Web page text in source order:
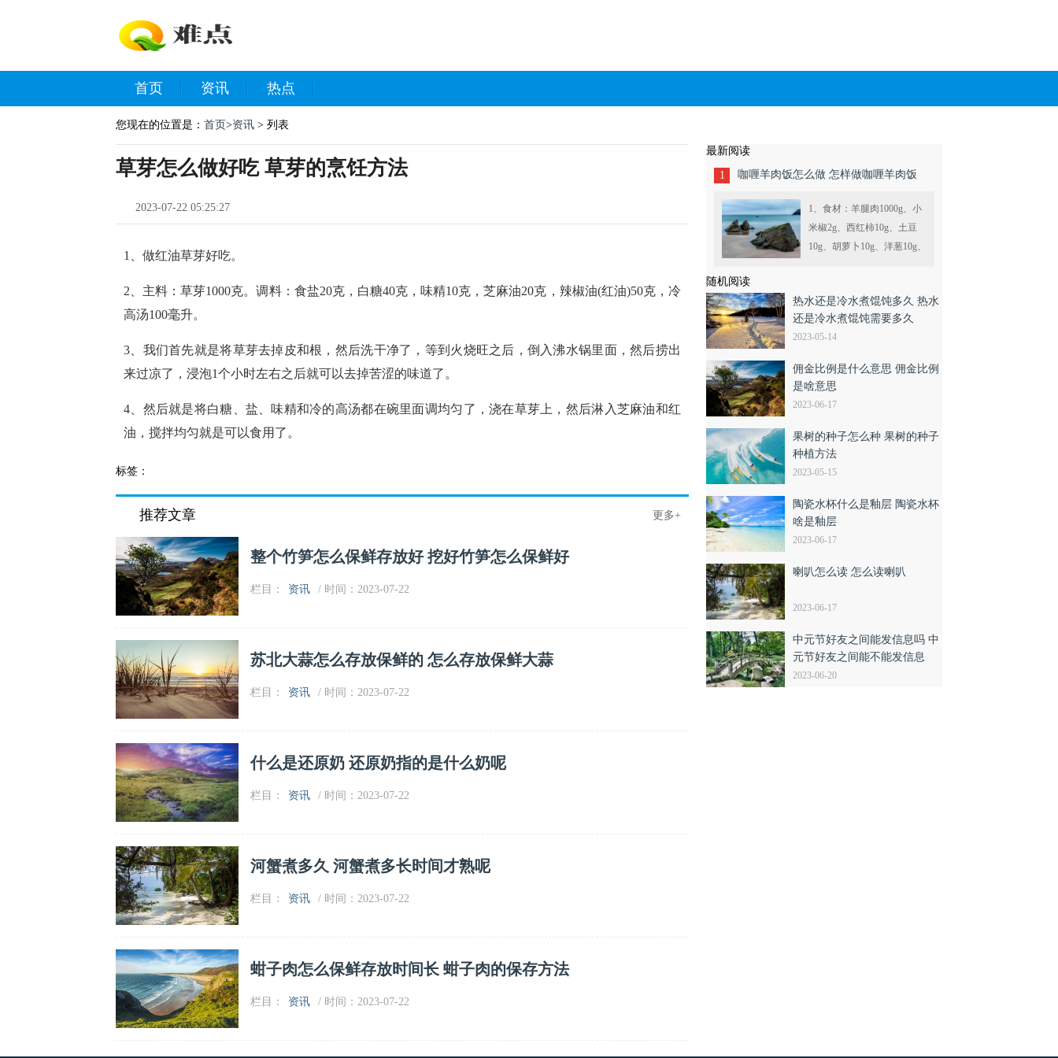
首页 资讯 热点
您现在的位置是： 首页>资讯 > 列表
草芽怎么做好吃 草芽的烹饪方法
2023-07-22 05:25:27
1、做红油草芽好吃。
2、主料：草芽1000克。调料：食盐20克，白糖40克，味精10克，芝麻油20克，辣椒油(红油)50克，冷
高汤100毫升。
3、我们首先就是将草芽去掉皮和根，然后洗干净了，等到火烧旺之后，倒入沸水锅里面，然后捞出
来过凉了，浸泡1个小时左右之后就可以去掉苦涩的味道了。
4、然后就是将白糖、盐、味精和冷的高汤都在碗里面调均匀了，浇在草芽上，然后淋入芝麻油和红
油，搅拌均匀就是可以食用了。
标签：
推荐文章 更多+
整个竹笋怎么保鲜存放好 挖好竹笋怎么保鲜好
栏目： 资讯 / 时间：2023-07-22
苏北大蒜怎么存放保鲜的 怎么存放保鲜大蒜
栏目： 资讯 / 时间：2023-07-22
什么是还原奶 还原奶指的是什么奶呢
栏目： 资讯 / 时间：2023-07-22
河蟹煮多久 河蟹煮多长时间才熟呢
栏目： 资讯 / 时间：2023-07-22
蚶子肉怎么保鲜存放时间长 蚶子肉的保存方法
栏目： 资讯 / 时间：2023-07-22
最新阅读
1 咖喱羊肉饭怎么做 怎样做咖喱羊肉饭
1、食材：羊腿肉1000g、小
米椒2g、西红柿10g、土豆
10g、胡萝卜10g、洋葱10g、
孜然粉2g、食盐5g、迷迭香
2g....
随机阅读
热水还是冷水煮馄饨多久 热水
还是冷水煮馄饨需要多久
2023-05-14
佣金比例是什么意思 佣金比例
是啥意思
2023-06-17
果树的种子怎么种 果树的种子
种植方法
2023-05-15
陶瓷水杯什么是釉层 陶瓷水杯
啥是釉层
2023-06-17
喇叭怎么读 怎么读喇叭
2023-06-17
中元节好友之间能发信息吗 中
元节好友之间能不能发信息
2023-06-20